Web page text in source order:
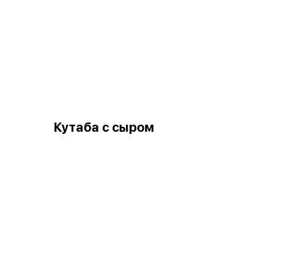
Кутаба с сыром